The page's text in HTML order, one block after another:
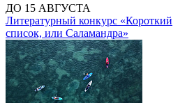
ДО 15 АВГУСТА
Литературный конкурс «Короткий
список, или Саламандра»